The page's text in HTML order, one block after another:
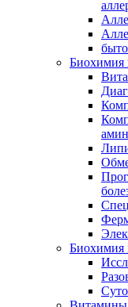
Биохимия
Биохимия